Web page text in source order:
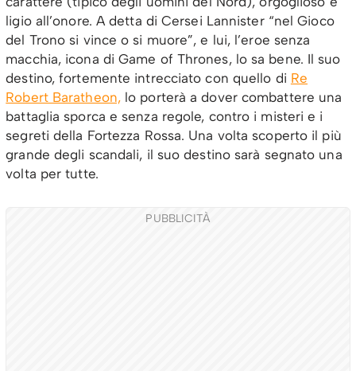
ligio all’onore. A detta di Cersei Lannister “nel Gioco
del Trono si vince o si muore”, e lui, l’eroe senza
macchia, icona di Game of Thrones, lo sa bene. Il suo
destino, fortemente intrecciato con quello di Re
Robert Baratheon,lo porterà a dover combattere una
battaglia sporca e senza regole, contro i misteri e i
segreti della Fortezza Rossa. Una volta scoperto il più
grande degli scandali, il suo destino sarà segnato una
volta per tutte.
PUBBLICITÀ